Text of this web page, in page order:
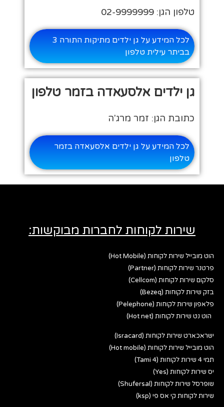
טלפון הגן: 02-9999999
לכל המידע על גן ילדים מתיקות התורה 3
בביתר עילית טלפון
גן ילדים אלסעאדה בזמר טלפון
כתובת הגן: זמר מרג'ה
לכל המידע על גן ילדים אלסעאדה בזמר
טלפון
שירות לקוחות לחברות מבוקשות:
הוט מובייל שירות לקוחות (Hot Mobile)
פרטנר שירות לקוחות (Partner)
סלקום שירות לקוחות (Cellcom)
בזק שירות לקוחות (Bezeq)
פלאפון שירות לקוחות (Pelephone)
הוט נט שירות לקוחות (Hot net)
ישראכארט שירות לקוחות (Isracard)
הוט מובייל שירות לקוחות (Hot mobile)
תמי 4 שירות לקוחות (Tami 4)
יס שירות לקוחות (Yes)
שופרסל שירות לקוחות (Shufersal)
שירות לקוחות קי אס פי (ksp)